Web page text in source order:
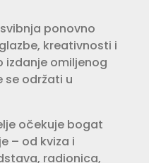
ponovno
kreativnosti i
izdanje omiljenog
se održati u
očekuje bogat
– od kviza i
radionica,